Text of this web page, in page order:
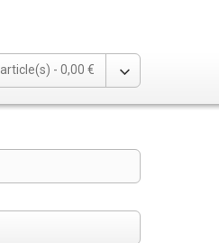
- 0,00 €